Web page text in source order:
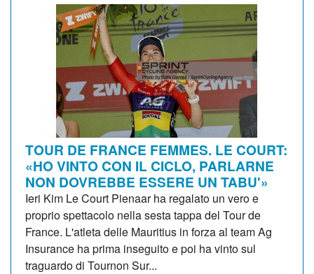
TOUR DE FRANCE FEMMES. LE COURT:
«HO VINTO CON IL CICLO, PARLARNE
NON DOVREBBE ESSERE UN TABU'»
Ieri Kim Le Court Pienaar ha regalato un vero e
proprio spettacolo nella sesta tappa del Tour de
France. L'atleta delle Mauritius in forza al team Ag
Insurance ha prima inseguito e poi ha vinto sul
traguardo di Tournon Sur...